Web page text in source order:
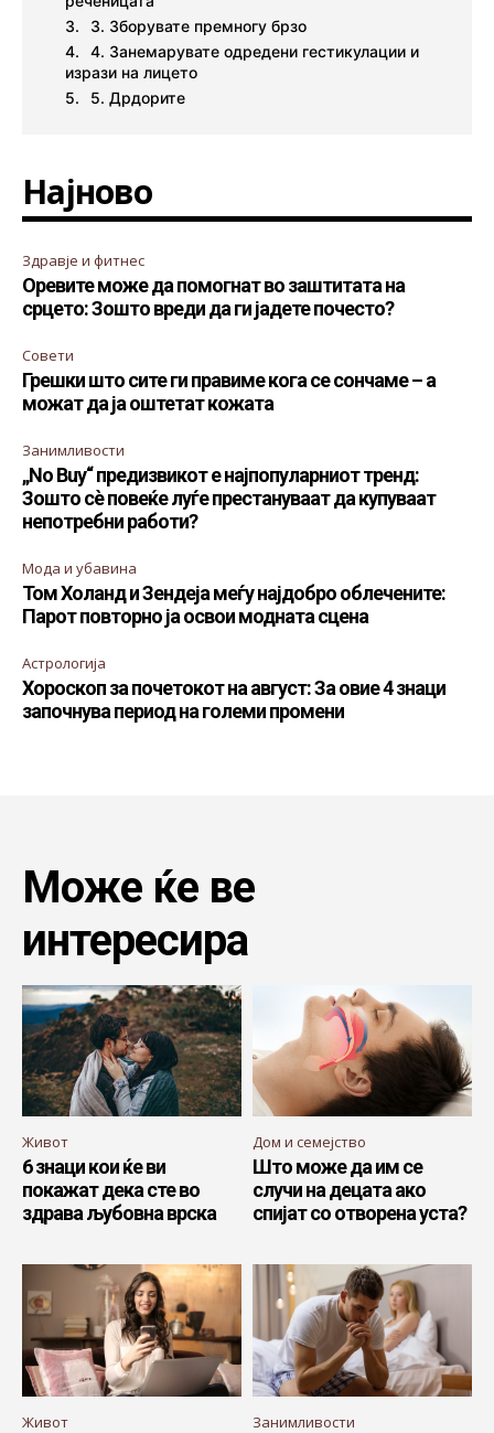
3. Зборувате премногу брзо
4. Занемарувате одредени гестикулации и
изрази на лицето
5. Дрдорите
Најново
Здравје и фитнес
Оревите може да помогнат во заштитата на
срцето: Зошто вреди да ги јадете почесто?
Совети
Грешки што сите ги правиме кога се сончаме – а
можат да ја оштетат кожата
Занимливости
„No Buy“ предизвикот е најпопуларниот тренд:
Зошто сè повеќе луѓе престануваат да купуваат
непотребни работи?
Мода и убавина
Том Холанд и Зендеја меѓу најдобро облечените:
Парот повторно ја освои модната сцена
Астрологија
Хороскоп за почетокот на август: За овие 4 знаци
започнува период на големи промени
Може ќе ве
интересира
Живот
6 знаци кои ќе ви
покажат дека сте во
здрава љубовна врска
Дом и семејство
Што може да им се
случи на децата ако
спијат со отворена уста?
Живот Занимливости